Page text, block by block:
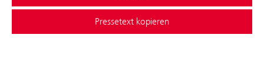
Pressetext kopieren